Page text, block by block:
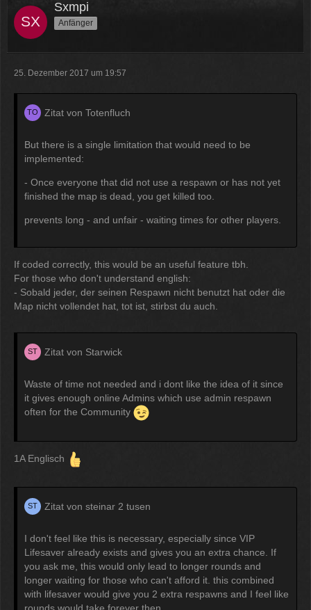
Sxmpi
Anfänger
25. Dezember 2017 um 19:57
Zitat von Totenfluch
But there is a single limitation that would need to be
implemented:
- Once everyone that did not use a respawn or has not yet
finished the map is dead, you get killed too.
prevents long - and unfair - waiting times for other players.
If coded correctly, this would be an useful feature tbh.
For those who don't understand english:
- Sobald jeder, der seinen Respawn nicht benutzt hat oder die
Map nicht vollendet hat, tot ist, stirbst du auch.
Zitat von Starwick
Waste of time not needed and i dont like the idea of it since
it gives enough online Admins which use admin respawn
often for the Community
1A Englisch
Zitat von steinar 2 tusen
I don't feel like this is necessary, especially since VIP
Lifesaver already exists and gives you an extra chance. If
you ask me, this would only lead to longer rounds and
longer waiting for those who can't afford it. this combined
with lifesaver would give you 2 extra respawns and I feel like
rounds would take forever then.